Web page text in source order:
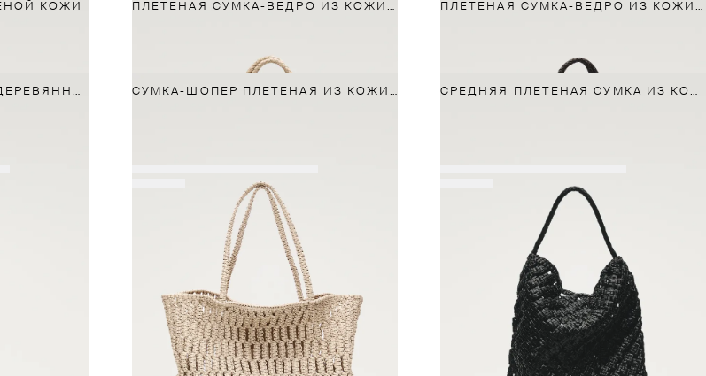
КОЖИ ПЛЕТЕНАЯ СУМКА-ВЕДРО ИЗ КОЖИ НАППА ПЛЕТЕНАЯ СУМКА-ВЕДРО ИЗ КОЖИ НАППА
СУМКА ЧЕРЕЗ ПЛЕЧО С ДЕРЕВЯННЫМИ ЭЛЕМЕНТАМИ СУМКА-ШОПЕР ПЛЕТЕНАЯ ИЗ КОЖИ НАППА СРЕДНЯЯ ПЛЕТЕНАЯ СУМКА ИЗ КОЖИ НАППА